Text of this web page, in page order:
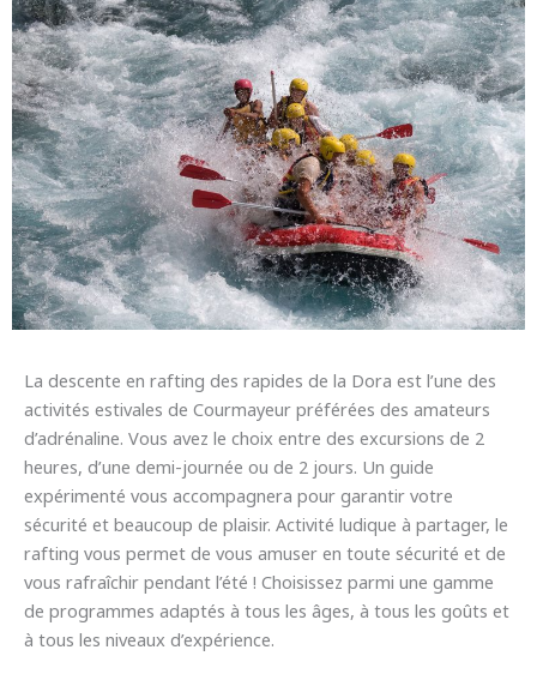
La descente en rafting des rapides de la Dora est l’une des
activités estivales de Courmayeur préférées des amateurs
d’adrénaline. Vous avez le choix entre des excursions de 2
heures, d’une demi-journée ou de 2 jours. Un guide
expérimenté vous accompagnera pour garantir votre
sécurité et beaucoup de plaisir. Activité ludique à partager, le
rafting vous permet de vous amuser en toute sécurité et de
vous rafraîchir pendant l’été ! Choisissez parmi une gamme
de programmes adaptés à tous les âges, à tous les goûts et
à tous les niveaux d’expérience.